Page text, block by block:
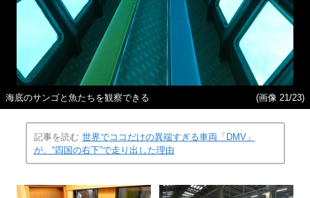
海底のサンゴと魚たちを観察できる (画像 21/23)
記事を読む 世界でココだけの異端すぎる車両「DMV」
が、“四国の右下”で走り出した理由